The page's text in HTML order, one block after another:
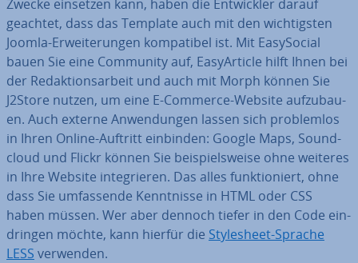
Zwecke einsetzen kann, haben die Ent­wick­ler darauf
geachtet, dass das Template auch mit den wich­tigs­ten
Joomla-Er­wei­te­run­gen kom­pa­ti­bel ist. Mit Ea­sy­So­cial
bauen Sie eine Community auf, Ea­syAr­tic­le hilft Ihnen bei
der Re­dak­ti­ons­ar­beit und auch mit Morph können Sie
J2Store nutzen, um eine E-Commerce-Website auf­zu­bau­
en. Auch externe An­wen­dun­gen lassen sich pro­blem­los
in Ihren Online-Auftritt einbinden: Google Maps, Sound­
cloud und Flickr können Sie bei­spiels­wei­se ohne weiteres
in Ihre Website in­te­grie­ren. Das alles funk­tio­niert, ohne
dass Sie um­fas­sen­de Kennt­nis­se in HTML oder CSS
haben müssen. Wer aber dennoch tiefer in den Code ein­
drin­gen möchte, kann hierfür die Style­sheet-Sprache
LESS verwenden.